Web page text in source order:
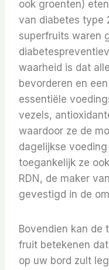
ook groenten)
van diabetes type
superfruits waren
waarheid is dat
bevorderen en
essentiële
vezels,
waardoor ze de
dagelijkse
toegankelijk ze
RDN, de maker
gevestigd in de
Bovendien kan de
fruit betekenen
op uw bord zult